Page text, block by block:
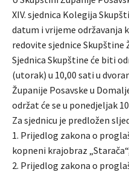
XIV. sjednica Kolegija
datum i vrijeme održavanja
redovite sjednice Skupštine
Sjednica Skupštine će biti
(utorak) u 10,00 sati u
Županije Posavske u
održat će se u ponedjeljak
Za sjednicu je predložen
1. Prijedlog zakona o
kopneni krajobraz
2. Prijedlog zakona o